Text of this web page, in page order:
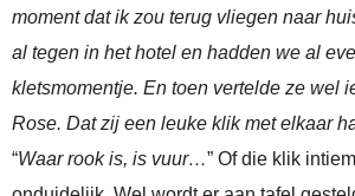
moment dat ik zou terug vliegen naar
al tegen in het hotel en hadden we al
kletsmomentje. En toen vertelde ze wel
Rose. Dat zij een leuke klik met elkaar
“Waar rook is, is vuur…” Of die klik